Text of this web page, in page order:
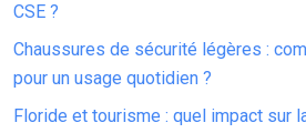
CSE ?
Chaussures de sécurité légères :
pour un usage quotidien ?
Floride et tourisme : quel impact sur